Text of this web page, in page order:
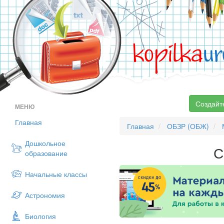
kopilka
МЕНЮ
Главная
Дошкольное
образование
Начальные классы
Астрономия
Биология
Главная ОБЗР (ОБЖ)